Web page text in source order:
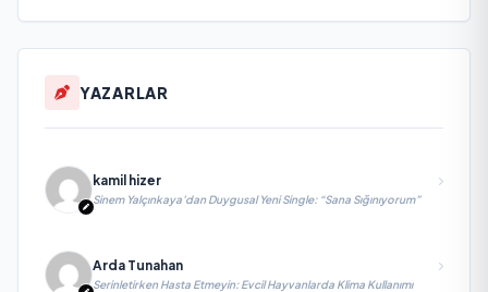
YAZARLAR
kamil hizer
Sinem Yalçınkaya’dan Duygusal Yeni Single: “Sana Sığınıyorum”
Arda Tunahan
Serinletirken Hasta Etmeyin: Evcil Hayvanlarda Klima Kullanımı